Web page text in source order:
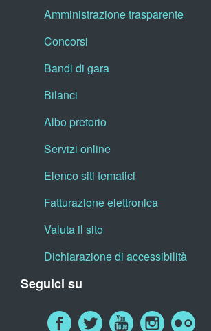
Amministrazione trasparente
Concorsi
Bandi di gara
Bilanci
Albo pretorio
Servizi online
Elenco siti tematici
Fatturazione elettronica
Valuta il sito
Dichiarazione di accessibilità
Seguici su